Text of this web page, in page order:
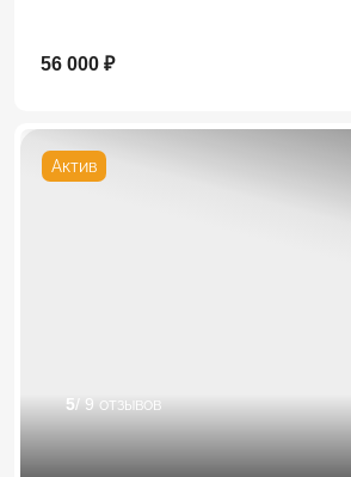
56 000 ₽
Актив
5/ 9 отзывов